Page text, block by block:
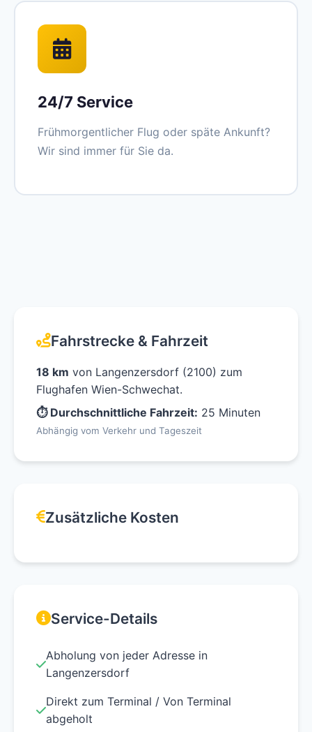
24/7 Service
Frühmorgentlicher Flug oder späte Ankunft?
Wir sind immer für Sie da.
Fahrstrecke & Fahrzeit
18 km von Langenzersdorf (2100) zum
Flughafen Wien-Schwechat.
⏱ Durchschnittliche Fahrzeit: 25 Minuten
Abhängig vom Verkehr und Tageszeit
Zusätzliche Kosten
Service-Details
Abholung von jeder Adresse in
Langenzersdorf
Direkt zum Terminal / Von Terminal
abgeholt